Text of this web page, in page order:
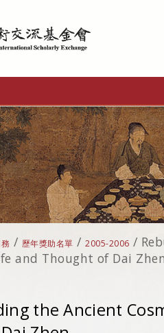
/ 歷年獎助名單 /2005-2006 /
and Thought of Dai
the Ancient